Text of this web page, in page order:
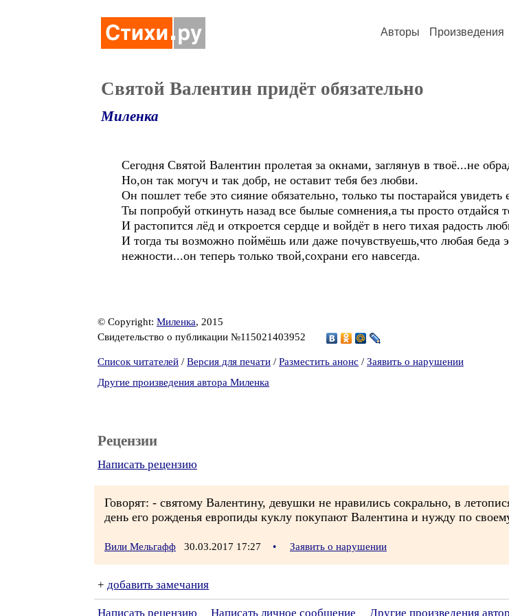
Авторы Произведения
Святой Валентин придёт обязательно
Миленка
Сегодня Святой Валентин пролетая за окнами, заглянув в твоё...не
Но,он так могуч и так добр, не оставит тебя без любви.
Он пошлет тебе это сияние обязательно, только ты постарайся увидеть
Ты попробуй откинуть назад все былые сомнения,а ты просто отдайся
И растопится лёд и откроется сердце и войдёт в него тихая радость
И тогда ты возможно поймёшь или даже почувствуешь,что любая беда
нежности...он теперь только твой,сохрани его навсегда.
© Copyright: Миленка, 2015
Свидетельство о публикации №115021403952
Список читателей / Версия для печати / Разместить анонс / Заявить о нарушении
Другие произведения автора Миленка
Рецензии
Написать рецензию
Говорят: - святому Валентину, девушки не нравились сокрально, в
день его рожденья европиды куклу покупают Валентина и нужду по
Вили Мельгафф 30.03.2017 17:27 • Заявить о нарушении
+ добавить замечания
Написать рецензию Написать личное сообщение Другие произведения